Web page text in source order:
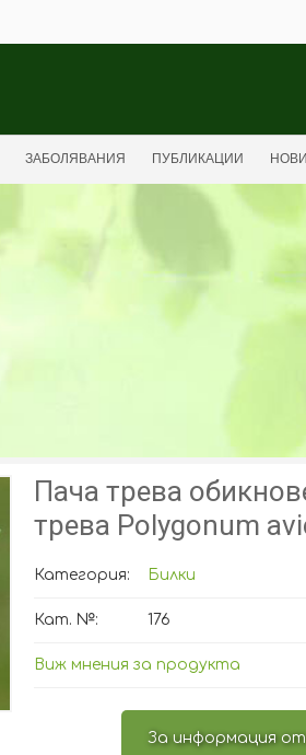
ЗАБОЛЯВАНИЯ ПУБЛИКАЦИИ
Пача трева
трева Polygonum
Категория: Билки
Кат. №: 176
Виж мнения за продукта
За информация